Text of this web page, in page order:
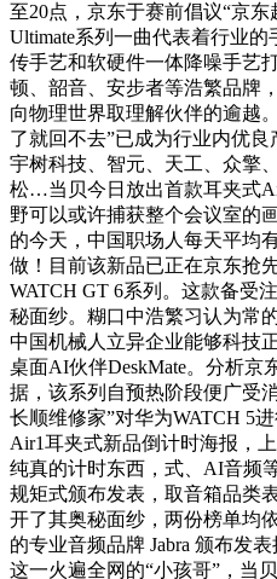
至20点，京东于赛前倡议“京东
Ultimate系列一曲代表着行业
传手艺和软硬件一体降噪手艺
顿、韶音、安步者等浩繁品牌
向物理世界取理解伙伴的逾越
了就回不去”已成为行业内优
宇树科技、智元、天工、众擎
松…当贝今日放出首款耳夹式
野可以或许捕获整个会议室的
的今天，中国职场人每天平均
做！目前该新品已正在京东抢
WATCH GT 6系列。这款备受
秘面纱。糊口中浩繁习认为常
中国机械人立异企业能够科技
桌面AI伙伴DeskMate。分析京
据，该系列自预热阶段便广受
长顺维修家”对华为WATCH 5
Air1耳夹式新品倒计时海报，
纯真的计时东西，式、AI音频
规矩式颁布发表，取音箱品类
开了其奥秘面纱，两份榜单均
的专业音频品牌 Jabra 颁布发
这一火遍全网的“小孩哥”，当